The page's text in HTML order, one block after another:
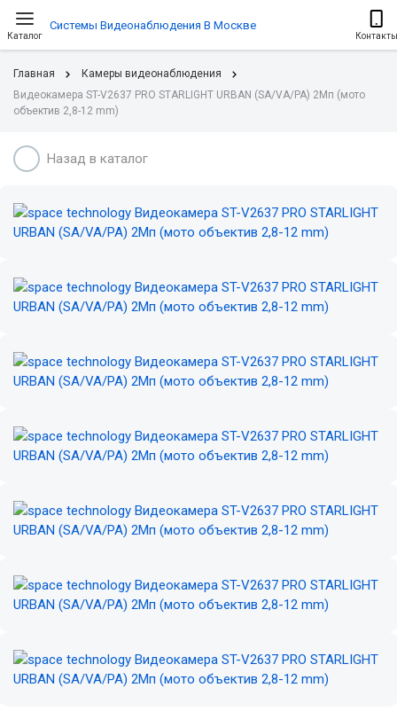
Каталог
Системы Видеонаблюдения В Москве
Контакты
Главная
Камеры видеонаблюдения
Видеокамера ST-V2637 PRO STARLIGHT URBAN (SA/VA/PA) 2Мп (мото
объектив 2,8-12 mm)
Назад в каталог